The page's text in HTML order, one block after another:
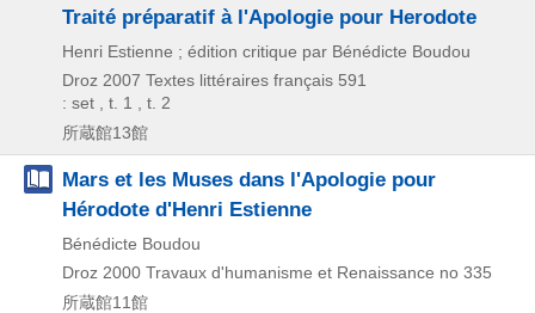
Traité préparatif à l'Apologie pour Herodote
Henri Estienne ; édition critique par Bénédicte Boudou
Droz 2007 Textes littéraires français 591
: set , t. 1 , t. 2
所蔵館13館
Mars et les Muses dans l'Apologie pour
Hérodote d'Henri Estienne
Bénédicte Boudou
Droz 2000 Travaux d'humanisme et Renaissance no 335
所蔵館11館